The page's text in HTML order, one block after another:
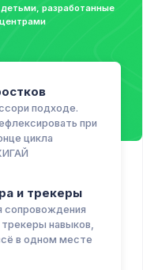
разработанные
подходе.
при
цикла
и трекеры
сопровождения
навыков,
в одном месте